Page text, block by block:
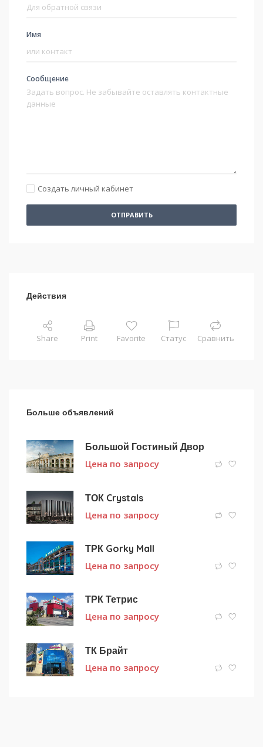
Имя
Сообщение
Создать личный кабинет
ОТПРАВИТЬ
Действия
Share Print Favorite Статус Сравнить
Больше объявлений
Большой Гостиный Двор
Цена по запросу
ТОК Crystals
Цена по запросу
ТРК Gorky Mall
Цена по запросу
ТРК Тетрис
Цена по запросу
ТК Брайт
Цена по запросу